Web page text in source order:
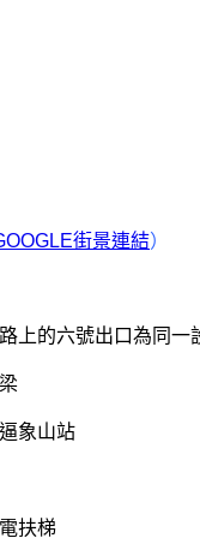
街景連結）
上的六號出口為同一
象山站
扶梯